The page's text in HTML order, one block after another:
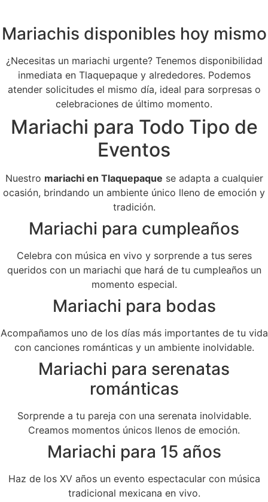
Mariachis disponibles hoy mismo
¿Necesitas un mariachi urgente? Tenemos disponibilidad
inmediata en Tlaquepaque y alrededores. Podemos
atender solicitudes el mismo día, ideal para sorpresas o
celebraciones de último momento.
Mariachi para Todo Tipo de
Eventos
Nuestro mariachi en Tlaquepaque se adapta a cualquier
ocasión, brindando un ambiente único lleno de emoción y
tradición.
Mariachi para cumpleaños
Celebra con música en vivo y sorprende a tus seres
queridos con un mariachi que hará de tu cumpleaños un
momento especial.
Mariachi para bodas
Acompañamos uno de los días más importantes de tu vida
con canciones románticas y un ambiente inolvidable.
Mariachi para serenatas
románticas
Sorprende a tu pareja con una serenata inolvidable.
Creamos momentos únicos llenos de emoción.
Mariachi para 15 años
Haz de los XV años un evento espectacular con música
tradicional mexicana en vivo.